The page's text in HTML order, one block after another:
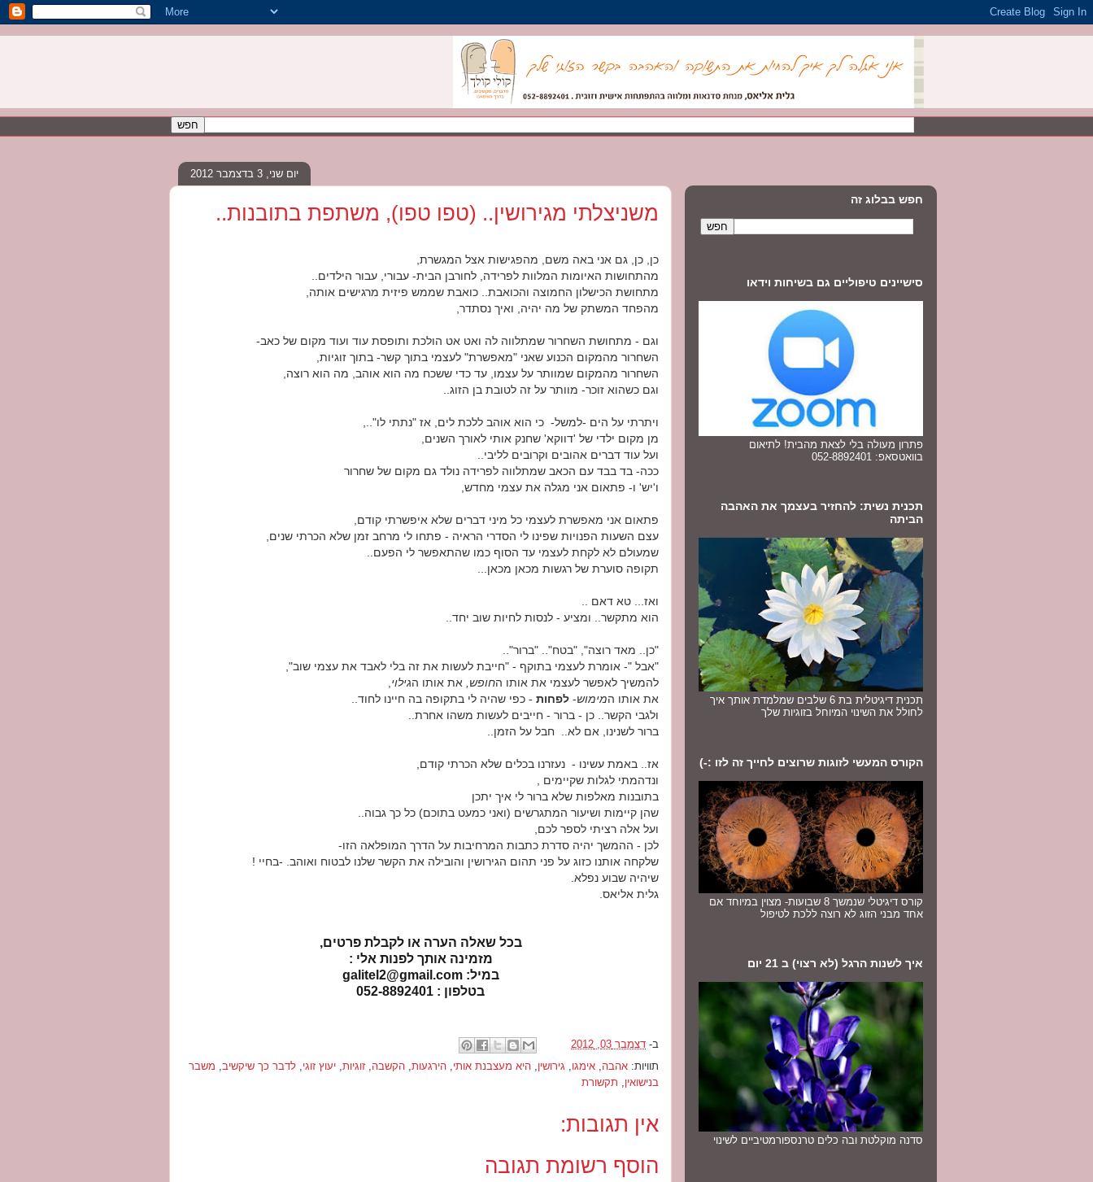
יום שני, 3 בדצמבר 2012
משניצלתי מגירושין.. (טפו טפו), משתפת בתובנות..
כן, כן, גם אני באה משם, מהפגישות אצל המגשרת,
מהתחושות האיומות המלוות לפרידה, לחורבן הבית- עבורי, עבור הילדים..
מתחושת הכישלון החמוצה והכואבת.. כואבת שממש פיזית מרגישים אותה,
מהפחד המשתק של מה יהיה, ואיך נסתדר,
וגם - מתחושת השחרור שמתלווה לה ואט אט הולכת ותופסת עוד ועוד מקום של כאב-
השחרור מהמקום הכנוע שאני "מאפשרת" לעצמי בתוך קשר- בתוך זוגיות,
השחרור מהמקום שמוותר על עצמו, עד כדי ששכח מה הוא אוהב, מה הוא רוצה,
וגם כשהוא זוכר- מוותר על זה לטובת בן הזוג..
ויתרתי על הים -למשל- כי הוא אוהב ללכת לים, אז "נתתי לו"..,
מן מקום ילדי של 'דווקא' שחנק אותי לאורך השנים,
ועל עוד דברים אהובים וקרובים לליבי..
ככה- בד בבד עם הכאב שמתלווה לפרידה נולד גם מקום של שחרור
ו'יש' ו- פתאום אני מגלה את עצמי מחדש,
פתאום אני מאפשרת לעצמי כל מיני דברים שלא איפשרתי קודם,
עצם השעות הפנויות שפינו לי הסדרי הראיה - פתחו לי מרחב זמן שלא הכרתי שנים,
שמעולם לא לקחת לעצמי עד הסוף כמו שהתאפשר לי הפעם..
תקופה סוערת של רגשות מכאן מכאן...
ואז... טא דאם ..
הוא מתקשר.. ומציע - לנסות לחיות שוב יחד..
"כן.. מאד רוצה", "בטח".. "ברור"..
"אבל "- אומרת לעצמי בתוקף - "חייבת לעשות את זה בלי לאבד את עצמי שוב",
להמשיך לאפשר לעצמי את אותו החופש, את אותו הגילוי
את אותו המימוש- לפחות - כפי שהיה לי בתקופה בה חיינו לחוד..
ולגבי הקשר.. כן - ברור - חייבים לעשות משהו אחרת..
ברור לשנינו, אם לא.. חבל על הזמן..
אז.. באמת עשינו - נעזרנו בכלים שלא הכרתי קודם,
ונדהמתי לגלות שקיימים ,
בתובנות מאלפות שלא ברור לי איך יתכן
שהן קיימות ושיעור המתגרשים (ואני כמעט בתוכם) כל כך גבוה..
ועל אלה רציתי לספר לכם,
לכן - ההמשך יהיה סדרת כתבות המרחיבות על הדרך המופלאה הזו-
שלקחה אותנו כזוג על פני תהום הגירושין והובילה את הקשר שלנו לבטוח ואוהב. -בחיי !
שיהיה שבוע נפלא.
גלית אליאס.
בכל שאלה הערה או לקבלת פרטים,
מזמינה אותך לפנות אלי :
במיל: galitel2@gmail.com
בטלפון : 052-8892401
ב- דצמבר 03, 2012
תוויות: אהבה, אימגו, גירושין, היא מעצבנת אותי, הירגעות, הקשבה, זוגיות, יעוץ זוגי, לדבר כך שיקשיב, משבר
בנישואין, תקשורת
אין תגובות:
הוסף רשומת תגובה
חפש בבלוג זה
סישיינים טיפוליים גם בשיחות וידאו
פתרון מעולה בלי לצאת מהבית! לתיאום
בוואטסאפ: 052-8892401
תכנית נשית: להחזיר בעצמך את האהבה
הביתה
תכנית דיגיטלית בת 6 שלבים שמלמדת אותך איך
לחולל את השינוי המיוחל בזוגיות שלך
הקורס המעשי לזוגות שרוצים לחייך זה לזו :-)
קורס דיגיטלי שנמשך 8 שבועות- מצוין במיוחד אם
אחד מבני הזוג לא רוצה ללכת לטיפול
איך לשנות הרגל (לא רצוי) ב 21 יום
סדנה מוקלטת ובה כלים טרנספורמטיביים לשינוי